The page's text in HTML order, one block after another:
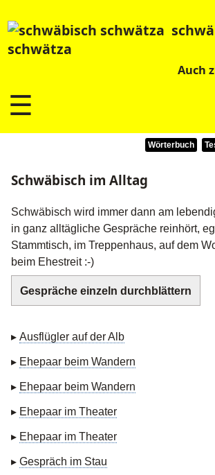
schwätza
Auch
☰
Wörterbuch
Schwäbisch im Alltag
Schwäbisch wird immer dann am
in ganz alltägliche Gespräche reinhört,
Stammtisch, im Treppenhaus, auf dem
beim Ehestreit :-)
Gespräche einzeln durchblättern
▸ Ausflügler auf der Alb
▸ Ehepaar beim Wandern
▸ Ehepaar beim Wandern
▸ Ehepaar im Theater
▸ Ehepaar im Theater
▸Gespräch im Stau